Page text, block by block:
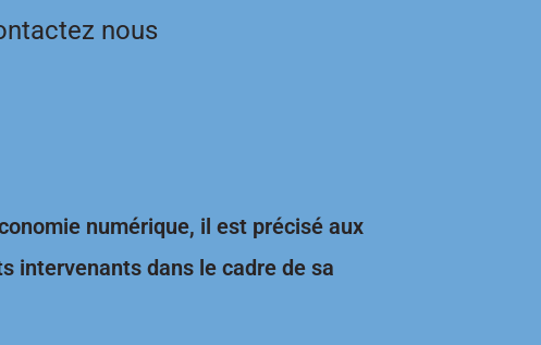
nous
numérique, il est précisé aux
intervenants dans le cadre de sa